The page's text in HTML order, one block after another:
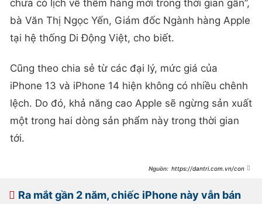
chưa có lịch về thêm hàng mới trong thời gian gần”,
bà Văn Thị Ngọc Yến, Giám đốc Ngành hàng Apple
tại hệ thống Di Động Việt, cho biết.
Cũng theo chia sẻ từ các đại lý, mức giá của
iPhone 13 và iPhone 14 hiện không có nhiều chênh
lệch. Do đó, khả năng cao Apple sẽ ngừng sản xuất
một trong hai dòng sản phẩm này trong thời gian
tới.
https://dantri.com.vn/cong-
nam-20250627231919750.htm
Ra mắt gần 2 năm, chiếc iPhone này vẫn bán